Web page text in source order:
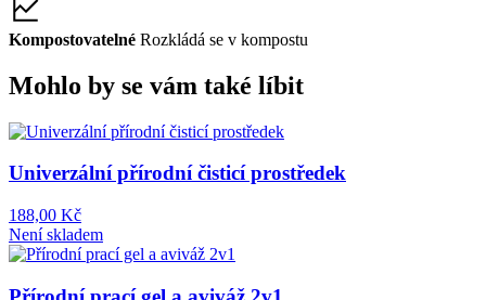
Kompostovatelné Rozkládá se v kompostu
Mohlo by se vám také líbit
Univerzální přírodní čisticí prostředek
188,00 Kč
Není skladem